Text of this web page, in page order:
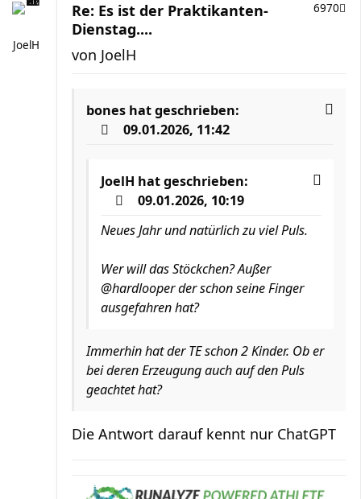
JoelH
Re: Es ist der Praktikanten-
Dienstag....
6970
von JoelH
bones hat geschrieben:
09.01.2026, 11:42
JoelH hat geschrieben:
09.01.2026, 10:19
Neues Jahr und natürlich zu viel Puls.
Wer will das Stöckchen? Außer
@hardlooper der schon seine Finger
ausgefahren hat?
Immerhin hat der TE schon 2 Kinder. Ob er
bei deren Erzeugung auch auf den Puls
geachtet hat?
Die Antwort darauf kennt nur ChatGPT